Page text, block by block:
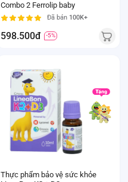
Combo 2 Ferrolip baby
Đã bán 100K+
598.500đ -5%
Thực phẩm bảo vệ sức khỏe